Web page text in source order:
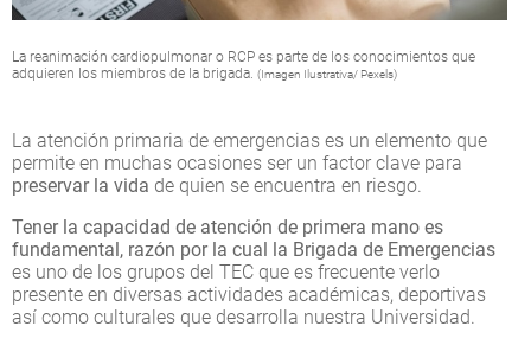
La reanimación cardiopulmonar o RCP es parte de los conocimientos que
adquieren los miembros de la brigada. (Imagen Ilustrativa/ Pexels)
La atención primaria de emergencias es un elemento que
permite en muchas ocasiones ser un factor clave para
preservar la vida de quien se encuentra en riesgo.
Tener la capacidad de atención de primera mano es
fundamental, razón por la cual la Brigada de Emergencias
es uno de los grupos del TEC que es frecuente verlo
presente en diversas actividades académicas, deportivas
así como culturales que desarrolla nuestra Universidad.